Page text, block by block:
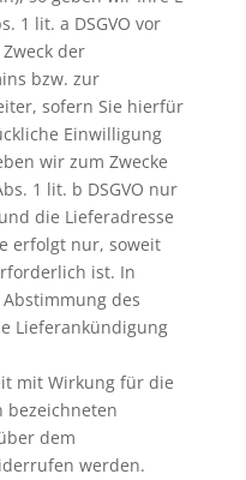
1 lit. a DSGVO vor
der
bzw. zur
sofern Sie hierfür
Einwilligung
wir zum Zwecke
1 lit. b DSGVO nur
die Lieferadresse
erfolgt nur, soweit
ist. In
des
Lieferankündigung
mit Wirkung für die
bezeichneten
dem
werden.